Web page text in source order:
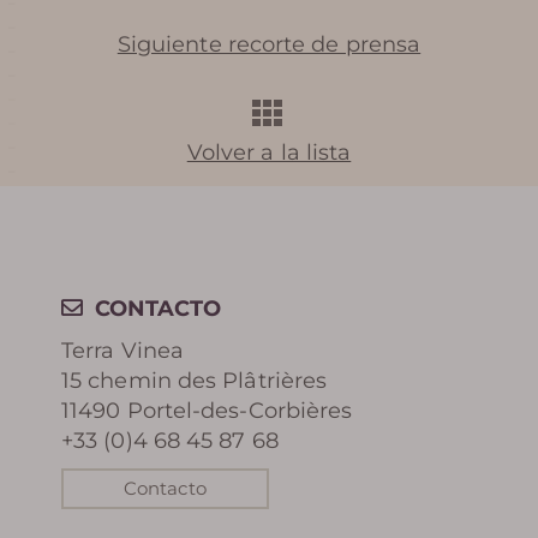
BIBLIOTECA DE FOTOS
RESERVA
Volver a la lista
Siguiente recorte de prensa
CONTACTO
Terra Vinea
15 chemin des Plâtrières
11490 Portel-des-Corbières
+33 (0)4 68 45 87 68
Contacto